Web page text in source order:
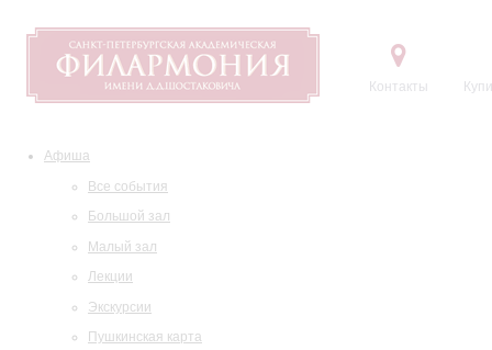
Контакты
Афиша
Все события
Большой зал
Малый зал
Лекции
Экскурсии
Пушкинская карта